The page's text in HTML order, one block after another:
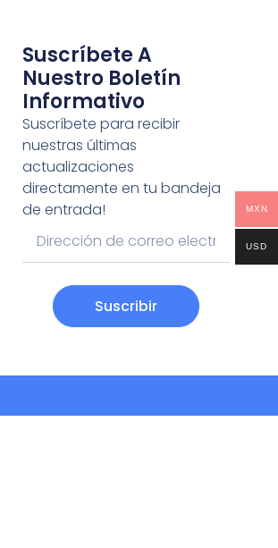
Suscríbete A
Nuestro Boletín
Informativo
Suscríbete para recibir
nuestras últimas
actualizaciones
directamente en tu bandeja
de entrada!
Suscribir
MXN
USD